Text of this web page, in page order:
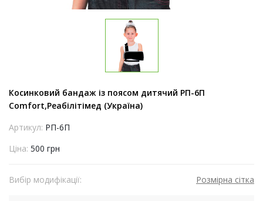
Косинковий бандаж із поясом дитячий РП-6П
Comfort,Реабілітімед (Україна)
Артикул: РП-6П
Ціна: 500 грн
Вибір модифікації: Розмірна сітка